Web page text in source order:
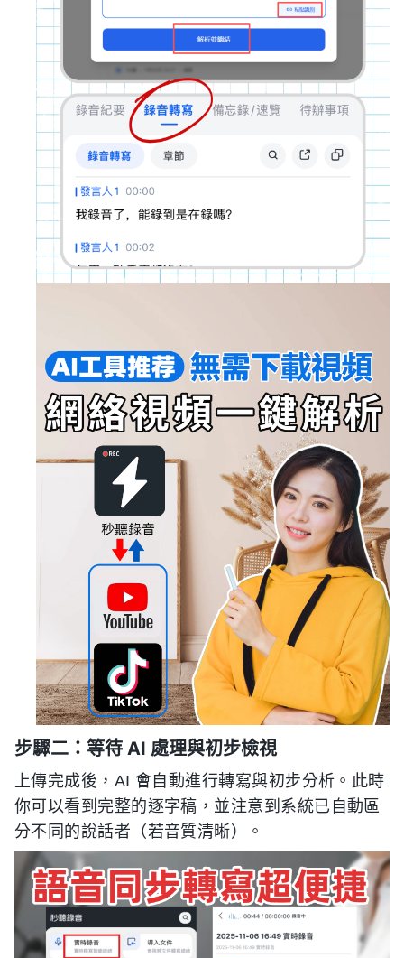
步驟二：等待 AI 處理與初步檢視
上傳完成後，AI 會自動進行轉寫與初步分析。此時
你可以看到完整的逐字稿，並注意到系統已自動區
分不同的說話者（若音質清晰）。